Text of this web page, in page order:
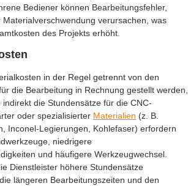
Bediener können Bearbeitungsfehler,
Materialverschwendung verursachen, was
des Projekts erhöht.
in der Regel getrennt von den
die Bearbeitung in Rechnung gestellt werden,
indirekt die Stundensätze für die CNC-
oder spezialisierter Materialien (z. B.
Inconel-Legierungen, Kohlefaser) erfordern
niedrigere
und häufigere Werkzeugwechsel.
Dienstleister höhere Stundensätze
längeren Bearbeitungszeiten und den